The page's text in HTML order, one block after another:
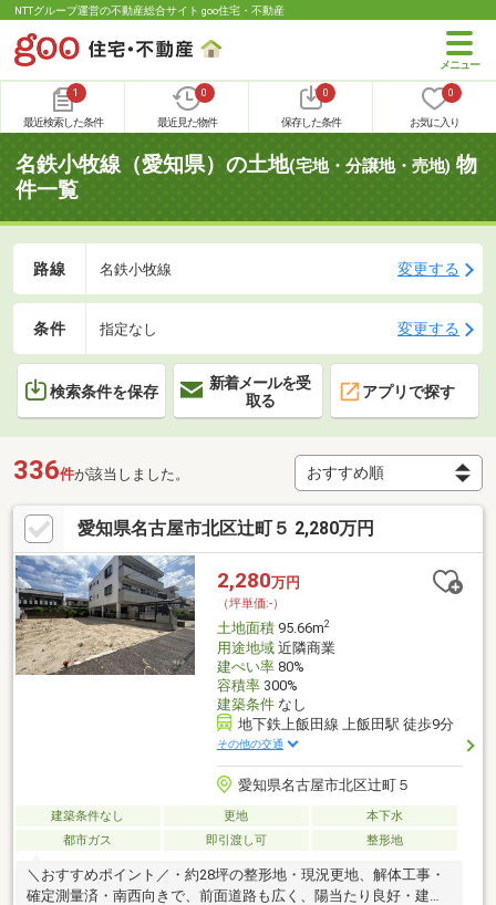
NTTグループ運営の不動産総合サイト goo住宅・不動産
1
最近検索した条件
0
最近見た物件
0
保存した条件
0
お気に入り
名鉄小牧線（愛知県）の土地(宅地・分譲地・売地) 物
件一覧
路線 名鉄小牧線 変更する
条件 指定なし 変更する
検索条件を保存
新着メールを受
取る
アプリで探す
336件が該当しました。
愛知県名古屋市北区辻町５ 2,280万円
2,280万円
（坪単価:-）
土地面積95.66m2
用途地域近隣商業
建ぺい率80%
容積率300%
建築条件なし
地下鉄上飯田線 上飯田駅 徒歩9分
その他の交通
愛知県名古屋市北区辻町５
建築条件なし 更地
本下水
都市ガス
即引渡し可 整形地
＼おすすめポイント／・約28坪の整形地・現況更地、解体工事・
確定測量済・南西向きで、前面道路も広く、陽当たり良好・建築